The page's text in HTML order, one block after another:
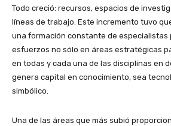
Todo creció: recursos, espacios de
líneas de trabajo. Este incremento tuvo
una formación constante de especialistas
esfuerzos no sólo en áreas estratégicas
en todas y cada una de las disciplinas en
genera capital en conocimiento, sea
simbólico.
Una de las áreas que más subió